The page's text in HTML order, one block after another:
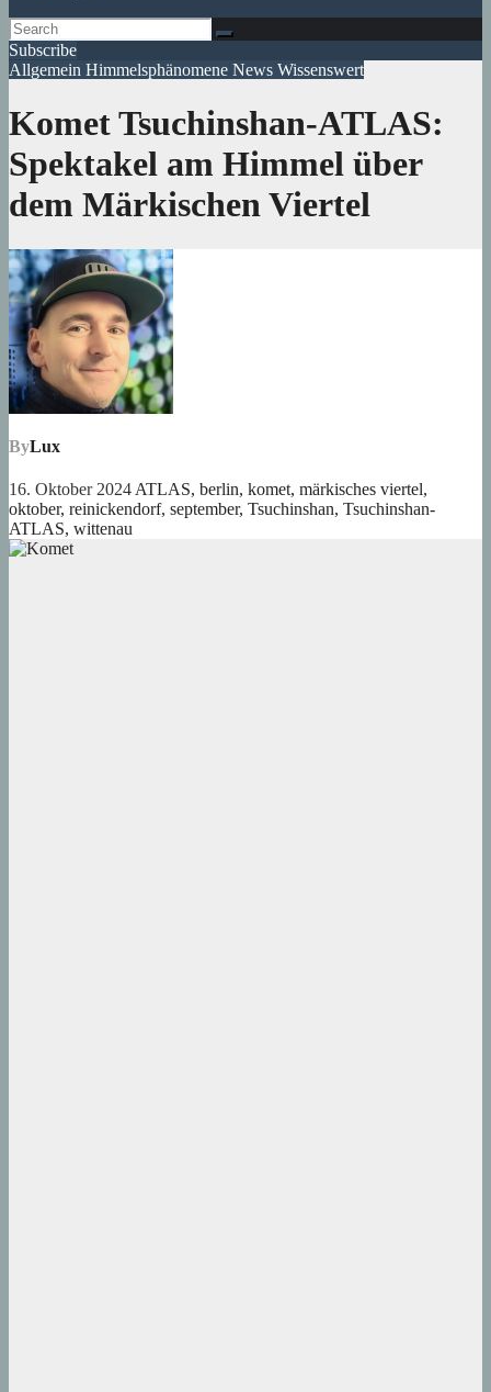
Subscribe
Allgemein Himmelsphänomene News Wissenswert
Komet Tsuchinshan-ATLAS:
Spektakel am Himmel über
dem Märkischen Viertel
ByLux
16. Oktober 2024ATLAS, berlin, komet, märkisches viertel,
oktober, reinickendorf, september, Tsuchinshan, Tsuchinshan-
ATLAS, wittenau